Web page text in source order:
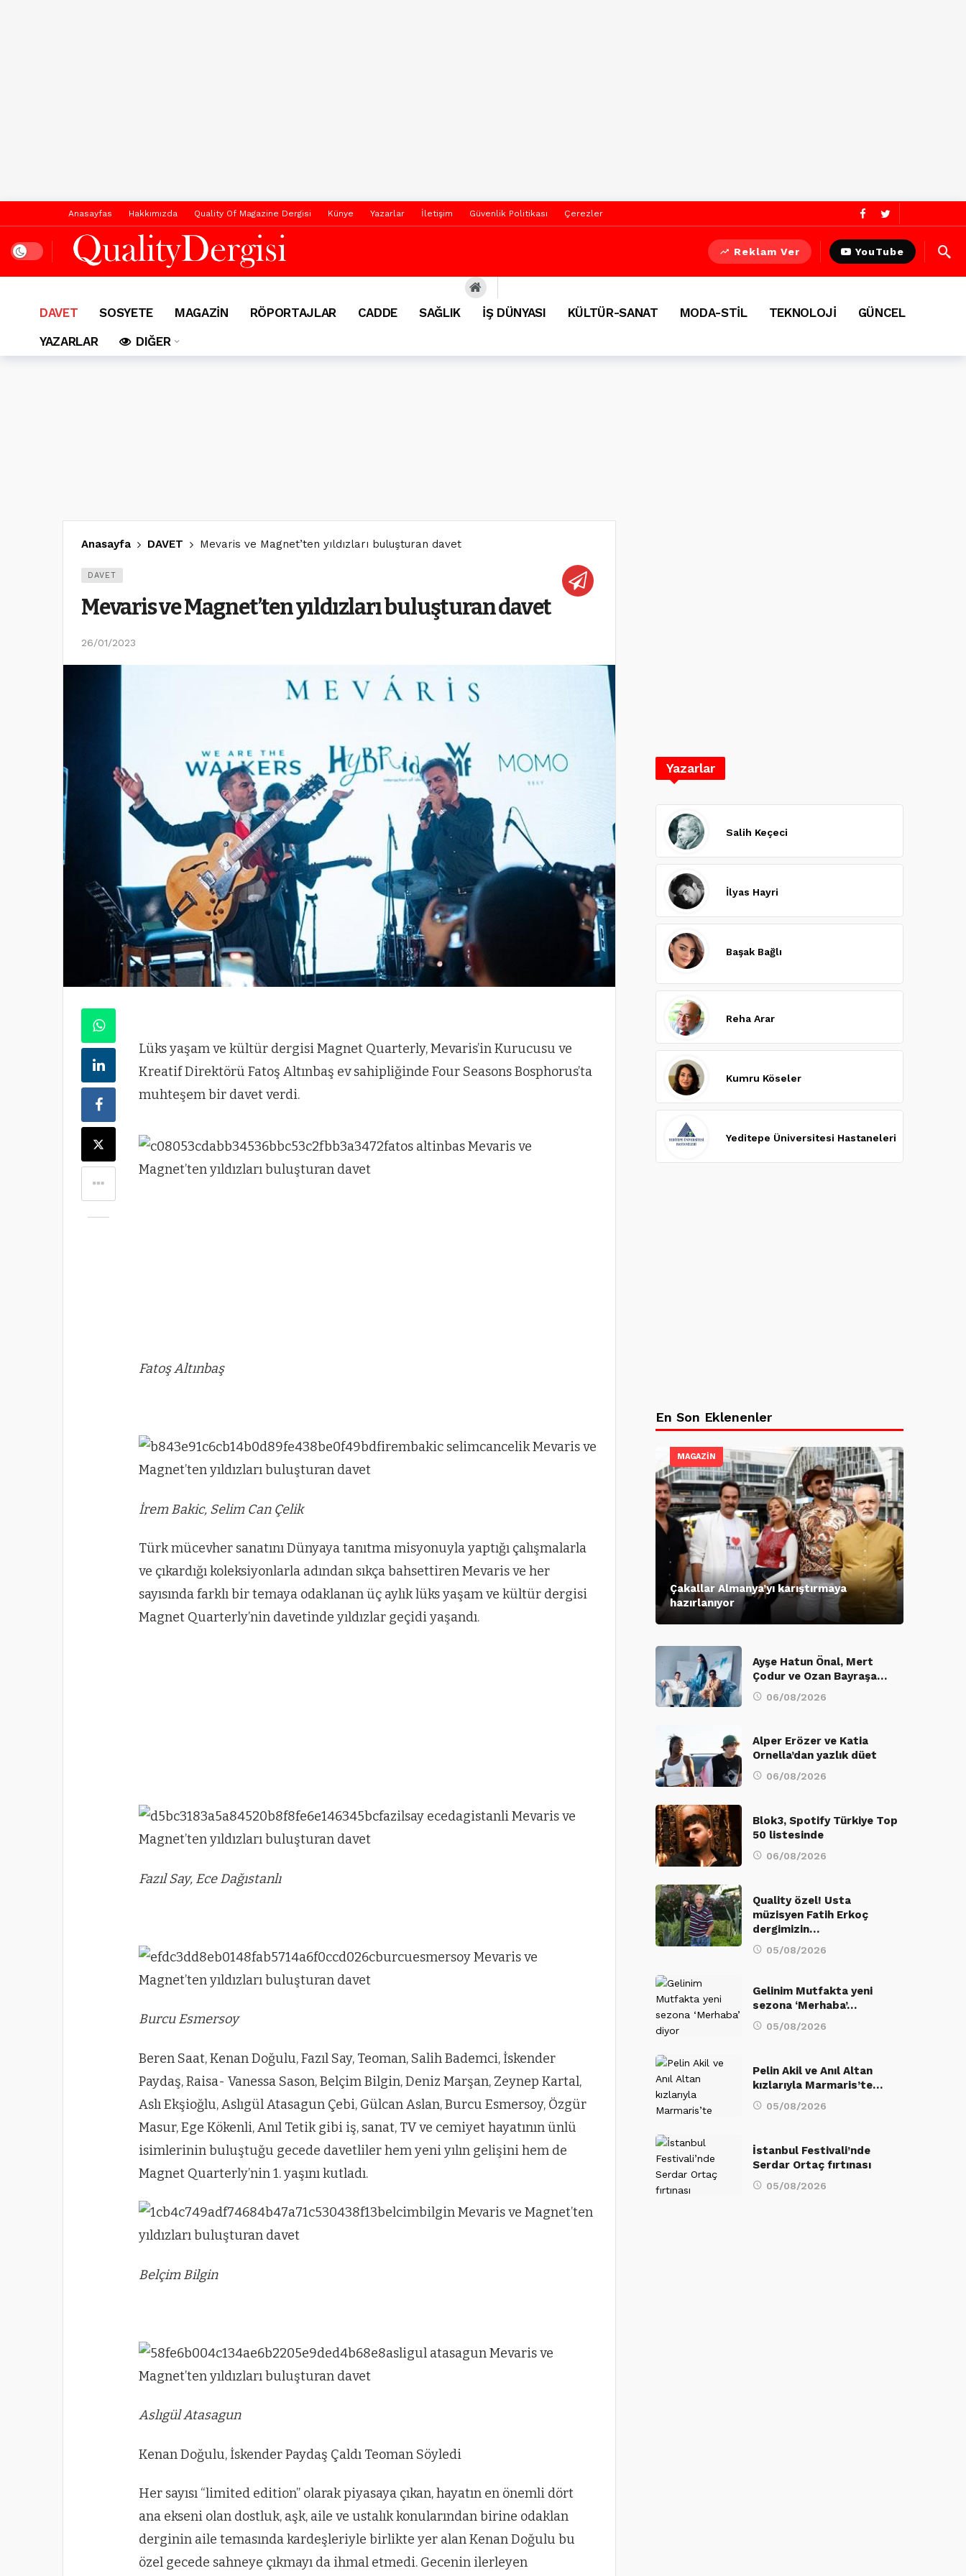
Anasayfas Hakkımızda Quality Of Magazine Dergisi Künye Yazarlar İletişim Güvenlik Politikası Çerezler
Dark mode Reklam Ver YouTube
DAVET SOSYETE MAGAZİN RÖPORTAJLAR CADDE SAĞLIK İŞ DÜNYASI KÜLTÜR-SANAT MODA-STİL TEKNOLOJİ
GÜNCEL
YAZARLAR
DIĞER
Anasayfa DAVET Mevaris ve Magnet’ten yıldızları buluşturan davet
DAVET
Mevaris ve Magnet’ten yıldızları buluşturan davet
26/01/2023
Lüks yaşam ve kültür dergisi Magnet Quarterly, Mevaris’in Kurucusu ve
Kreatif Direktörü Fatoş Altınbaş ev sahipliğinde Four Seasons Bosphorus’ta
muhteşem bir davet verdi.
Fatoş Altınbaş
İrem Bakic, Selim Can Çelik
Türk mücevher sanatını Dünyaya tanıtma misyonuyla yaptığı çalışmalarla
ve çıkardığı koleksiyonlarla adından sıkça bahsettiren Mevaris ve her
sayısında farklı bir temaya odaklanan üç aylık lüks yaşam ve kültür dergisi
Magnet Quarterly’nin davetinde yıldızlar geçidi yaşandı.
Fazıl Say, Ece Dağıstanlı
Burcu Esmersoy
Beren Saat, Kenan Doğulu, Fazıl Say, Teoman, Salih Bademci, İskender
Paydaş, Raisa- Vanessa Sason, Belçim Bilgin, Deniz Marşan, Zeynep Kartal,
Aslı Ekşioğlu, Aslıgül Atasagun Çebi, Gülcan Aslan, Burcu Esmersoy, Özgür
Masur, Ege Kökenli, Anıl Tetik gibi iş, sanat, TV ve cemiyet hayatının ünlü
isimlerinin buluştuğu gecede davetliler hem yeni yılın gelişini hem de
Magnet Quarterly’nin 1. yaşını kutladı.
Belçim Bilgin
Aslıgül Atasagun
Kenan Doğulu, İskender Paydaş Çaldı Teoman Söyledi
Her sayısı “limited edition” olarak piyasaya çıkan, hayatın en önemli dört
ana ekseni olan dostluk, aşk, aile ve ustalık konularından birine odaklan
derginin aile temasında kardeşleriyle birlikte yer alan Kenan Doğulu bu
özel gecede sahneye çıkmayı da ihmal etmedi. Gecenin ilerleyen
Yazarlar
Salih Keçeci
İlyas Hayri
Başak Bağlı
Reha Arar
Kumru Köseler
Yeditepe Üniversitesi Hastaneleri
En Son Eklenenler
MAGAZİN
Çakallar Almanya’yı karıştırmaya
hazırlanıyor
Ayşe Hatun Önal, Mert
Çodur ve Ozan Bayraşa…
06/08/2026
Alper Erözer ve Katia
Ornella’dan yazlık düet
06/08/2026
Blok3, Spotify Türkiye Top
50 listesinde
06/08/2026
Quality özel! Usta
müzisyen Fatih Erkoç
dergimizin…
05/08/2026
Gelinim Mutfakta yeni
sezona ‘Merhaba’…
05/08/2026
Pelin Akil ve Anıl Altan
kızlarıyla Marmaris’te…
05/08/2026
İstanbul Festivali’nde
Serdar Ortaç fırtınası
05/08/2026